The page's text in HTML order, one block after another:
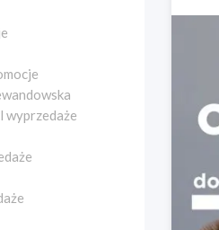
wyprzedaże